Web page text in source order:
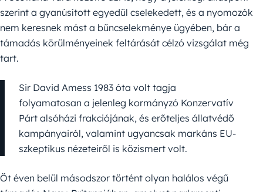
szerint a gyanúsított egyedül cselekedett, és a nyomozók
nem keresnek mást a bűncselekménye ügyében, bár a
támadás körülményeinek feltárását célzó vizsgálat még
tart.
Sir David Amess 1983 óta volt tagja
folyamatosan a jelenleg kormányzó Konzervatív
Párt alsóházi frakciójának, és erőteljes állatvédő
kampányairól, valamint ugyancsak markáns EU-
szkeptikus nézeteiről is közismert volt.
Öt éven belül másodszor történt olyan halálos végű